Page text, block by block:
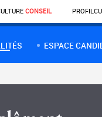
CONSEIL PROFIL
ESPACE